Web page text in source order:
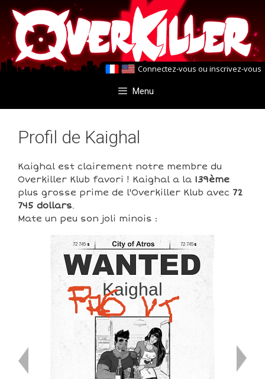
Aller
au
contenu
Aller
au
contenu
Connectez-vous ou inscrivez-vous
Menu
Profil de Kaighal
Kaighal est clairement notre membre du
Overkiller Klub favori ! Kaighal a la 139ème
plus grosse prime de l'Overkiller Klub avec 72
745 dollars.
Mate un peu son joli minois :
72 745
Kaighal
72 745